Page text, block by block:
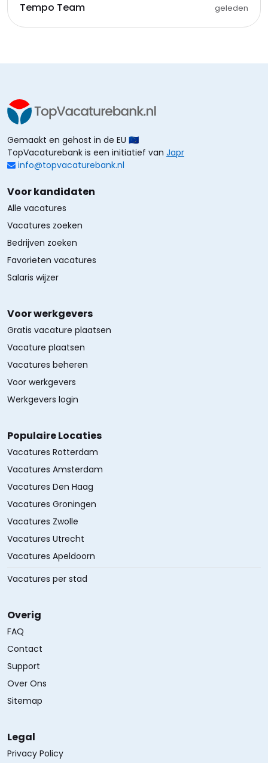
Tempo Team
geleden
Gemaakt en gehost in de EU 🇪🇺
TopVacaturebank is een initiatief van Japr
info@topvacaturebank.nl
Voor kandidaten
Alle vacatures
Vacatures zoeken
Bedrijven zoeken
Favorieten vacatures
Salaris wijzer
Voor werkgevers
Gratis vacature plaatsen
Vacature plaatsen
Vacatures beheren
Voor werkgevers
Werkgevers login
Populaire Locaties
Vacatures Rotterdam
Vacatures Amsterdam
Vacatures Den Haag
Vacatures Groningen
Vacatures Zwolle
Vacatures Utrecht
Vacatures Apeldoorn
Vacatures per stad
Overig
FAQ
Contact
Support
Over Ons
Sitemap
Legal
Privacy Policy